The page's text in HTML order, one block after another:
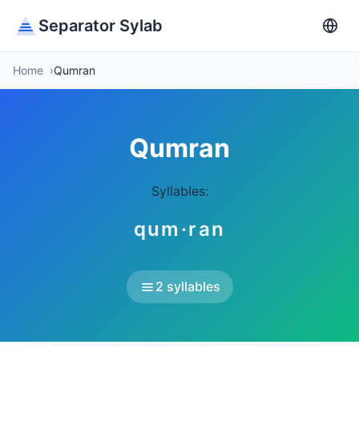
Separator Sylab
Home Qumran
Qumran
Syllables:
qum·ran
2 syllables